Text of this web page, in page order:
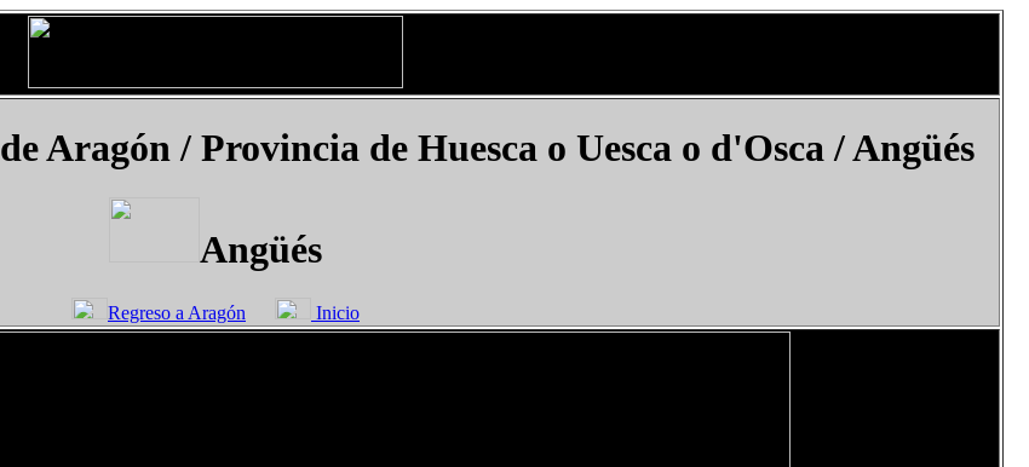
Aragón / Provincia de Huesca o Uesca o d'Osca /Angüés
Angüés
Regreso a Aragón Inicio